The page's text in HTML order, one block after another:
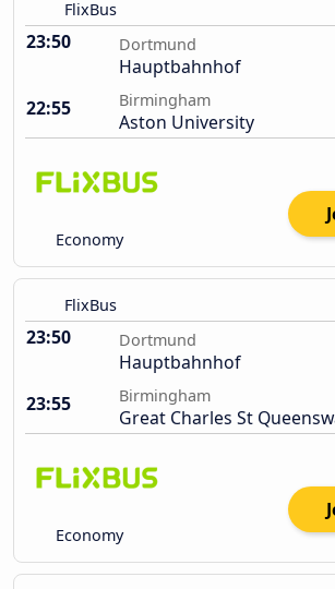
FlixBus
23:50 Dortmund
Hauptbahnhof
22:55
Birmingham
Aston University
Economy
FlixBus
23:50 Dortmund
Hauptbahnhof
23:55
Birmingham
Great Charles St
Economy